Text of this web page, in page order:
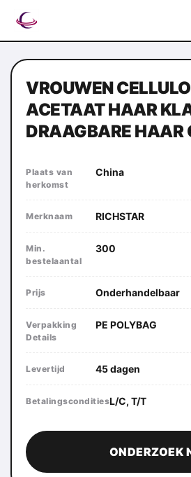
VROUWEN
ACETAAT HAAR
DRAAGBARE HAAR
Plaats van
herkomst
China
Merknaam RICHSTAR
Min.
bestelaantal
300
Prijs Onderhandelbaar
Verpakking
Details
PE POLYBAG
Levertijd 45 dagen
BetalingsconditiesL/C, T/T
ONDERZOEK